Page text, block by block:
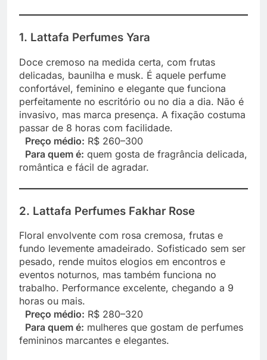
1. Lattafa Perfumes Yara
Doce cremoso na medida certa, com frutas
delicadas, baunilha e musk. É aquele perfume
confortável, feminino e elegante que funciona
perfeitamente no escritório ou no dia a dia. Não é
invasivo, mas marca presença. A fixação costuma
passar de 8 horas com facilidade.
Preço médio: R$ 260–300
Para quem é: quem gosta de fragrância delicada,
romântica e fácil de agradar.
2. Lattafa Perfumes Fakhar Rose
Floral envolvente com rosa cremosa, frutas e
fundo levemente amadeirado. Sofisticado sem ser
pesado, rende muitos elogios em encontros e
eventos noturnos, mas também funciona no
trabalho. Performance excelente, chegando a 9
horas ou mais.
Preço médio: R$ 280–320
Para quem é: mulheres que gostam de perfumes
femininos marcantes e elegantes.